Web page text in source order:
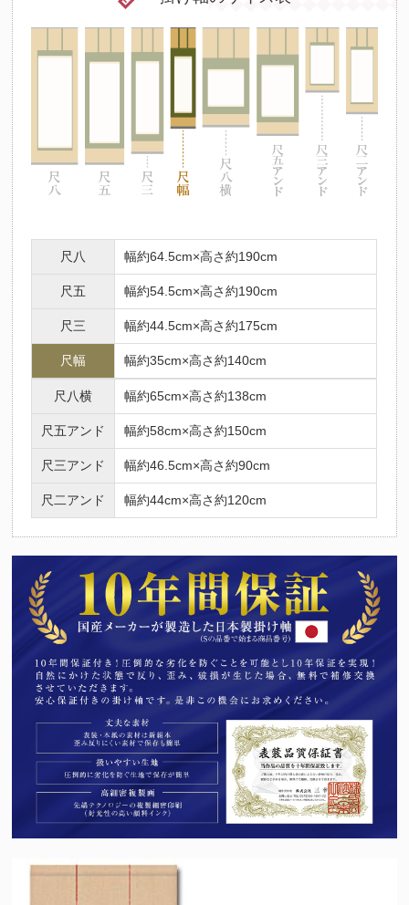
尺八 幅約64.5cm×高さ約190cm
尺五 幅約54.5cm×高さ約190cm
尺三 幅約44.5cm×高さ約175cm
尺幅 幅約35cm×高さ約140cm
尺八横 幅約65cm×高さ約138cm
尺五アンド 幅約58cm×高さ約150cm
尺三アンド 幅約46.5cm×高さ約90cm
尺二アンド 幅約44cm×高さ約120cm